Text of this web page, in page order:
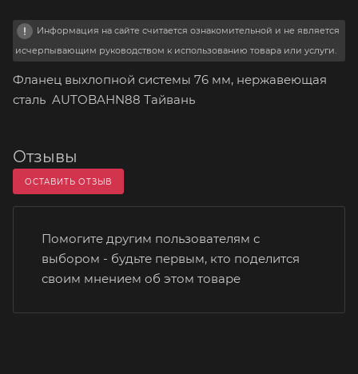
Информация на сайте считается ознакомительной и не является
исчерпывающим руководством к использованию товара или услуги.
Фланец выхлопной системы 76 мм, нержавеющая
сталь AUTOBAHN88 Тайвань
Отзывы
ОСТАВИТЬ ОТЗЫВ
Помогите другим пользователям с
выбором - будьте первым, кто поделится
своим мнением об этом товаре